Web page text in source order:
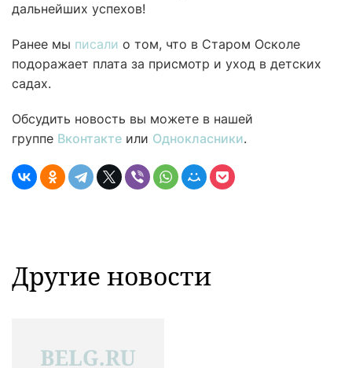
дальнейших успехов!
Ранее мы писали о том, что в Старом Осколе
подоражает плата за присмотр и уход в детских
садах.
Обсудить новость вы можете в нашей
группе Вконтакте или Однокласники.
Другие новости